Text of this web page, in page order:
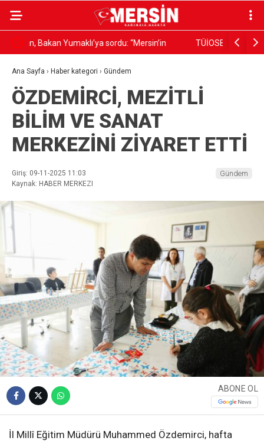
TÜİOSB 3. Alan’da Ön Tahsisli Arsa İçin Yeni Ödeme
Seçeneklerini Duyurdu
ÇBK’DA
Ana Sayfa › Haber kategori › Gündem
ÖZDEMİRCİ, MEZİTLİ
BİLİM VE SANAT
MERKEZİNİ ZİYARET ETTİ
Giriş: 09-11-2025 11:03
Kaynak: HABER MERKEZI
Gündem
ABONE OL
İl Millî Eğitim Müdürü Muhammed Özdemirci, hafta